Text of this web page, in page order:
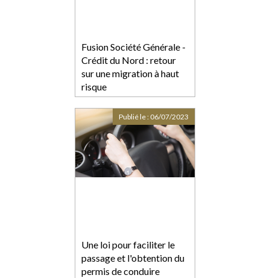
Fusion Société Générale -
Crédit du Nord : retour
sur une migration à haut
risque
Une loi pour faciliter le
passage et l'obtention du
permis de conduire
Publié le : 06/07/2023